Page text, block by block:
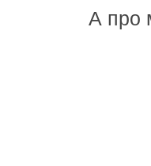
А про